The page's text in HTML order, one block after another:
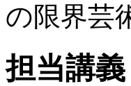
の限界芸
担当講義